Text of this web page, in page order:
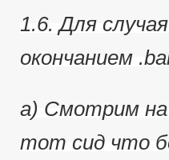
1.6. Для
окончанием
a) Смотрим на
тот сид что